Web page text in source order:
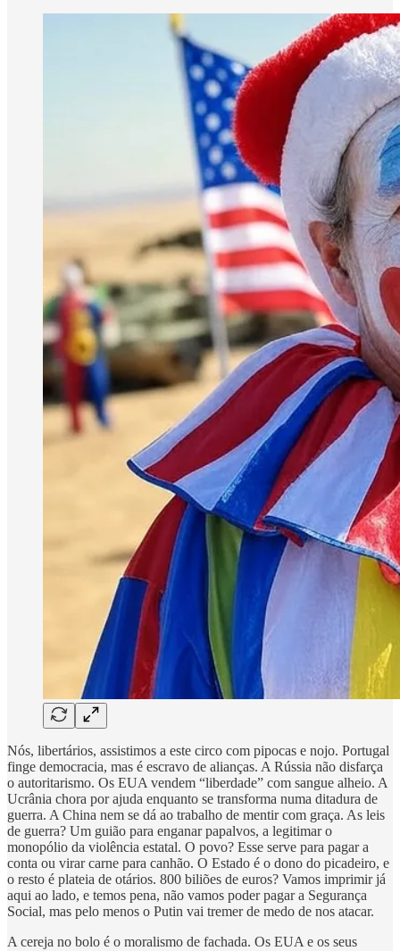
Nós, libertários, assistimos a este circo com pipocas e nojo. Portugal
finge democracia, mas é escravo de alianças. A Rússia não disfarça
o autoritarismo. Os EUA vendem “liberdade” com sangue alheio. A
Ucrânia chora por ajuda enquanto se transforma numa ditadura de
guerra. A China nem se dá ao trabalho de mentir com graça. As leis
de guerra? Um guião para enganar papalvos, a legitimar o
monopólio da violência estatal. O povo? Esse serve para pagar a
conta ou virar carne para canhão. O Estado é o dono do picadeiro, e
o resto é plateia de otários. 800 biliões de euros? Vamos imprimir já
aqui ao lado, e temos pena, não vamos poder pagar a Segurança
Social, mas pelo menos o Putin vai tremer de medo de nos atacar.
A cereja no bolo é o moralismo de fachada. Os EUA e os seus